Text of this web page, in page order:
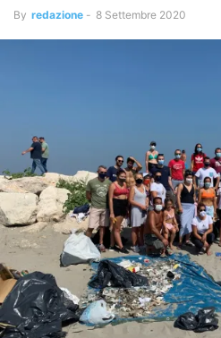
By redazione - 8 Settembre 2020